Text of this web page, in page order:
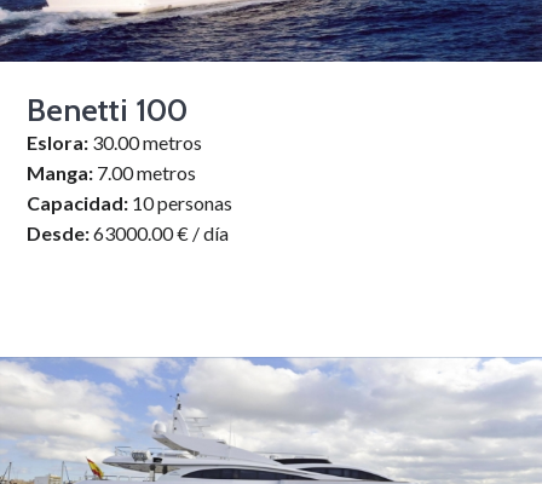
Benetti 100
Eslora: 30.00 metros
Manga: 7.00 metros
Capacidad: 10 personas
Desde:63000.00 € / día